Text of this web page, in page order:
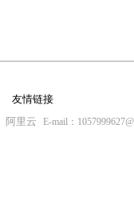
友情链接
阿里云 E-mail：